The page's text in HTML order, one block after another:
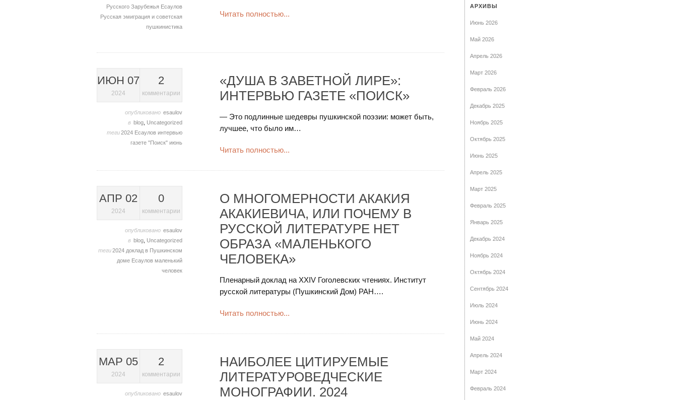
Русского Зарубежья Есаулов
Русская эмиграция и советская
пушкинистика
Читать полностью...
ИЮН 07
2024
2
комментарии
опубликовано esaulov
в blog Uncategorized
теги2024 Есаулов интервью
газете "Поиск" июнь
«ДУША В ЗАВЕТНОЙ ЛИРЕ»:
ИНТЕРВЬЮ ГАЗЕТЕ «ПОИСК»
— Это подлинные шедевры пушкинской поэзии: может быть,
лучшее, что было им…
Читать полностью...
АПР 02
2024
0
комментарии
опубликовано esaulov
в blog Uncategorized
теги2024 доклад в Пушкинском
доме Есаулов маленький
человек
О МНОГОМЕРНОСТИ АКАКИЯ
АКАКИЕВИЧА, ИЛИ ПОЧЕМУ В
РУССКОЙ ЛИТЕРАТУРЕ НЕТ
ОБРАЗА «МАЛЕНЬКОГО
ЧЕЛОВЕКА»
Пленарный доклад на XXIV Гоголевских чтениях. Институт
русской литературы (Пушкинский Дом) РАН….
Читать полностью...
МАР 05
2024
2
комментарии
опубликовано esaulov
НАИБОЛЕЕ ЦИТИРУЕМЫЕ
ЛИТЕРАТУРОВЕДЧЕСКИЕ
МОНОГРАФИИ. 2024
АРХИВЫ
Июнь 2026
Май 2026
Апрель 2026
Март 2026
Февраль 2026
Декабрь 2025
Ноябрь 2025
Октябрь 2025
Июнь 2025
Апрель 2025
Март 2025
Февраль 2025
Январь 2025
Декабрь 2024
Ноябрь 2024
Октябрь 2024
Сентябрь 2024
Июль 2024
Июнь 2024
Май 2024
Апрель 2024
Март 2024
Февраль 2024